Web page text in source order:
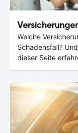
Welche
Schadensfall?
dieser Seite